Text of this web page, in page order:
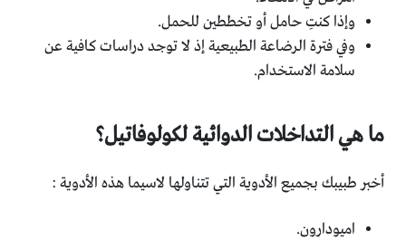
وإذا كنتِ حامل أو تخططين للحمل.
وفي فترة الرضاعة الطبيعية إذ لا توجد دراسات كافية عن
سلامة الاستخدام.
ما هي التداخلات الدوائية لكولوفاتيل؟
أخبر طبيبك بجميع الأدوية التي تتناولها لاسيما هذه الأدوية :
اميودارون.